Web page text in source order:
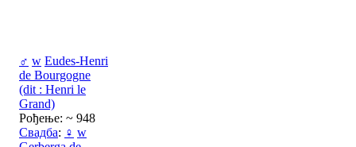
♂ w Eudes-Henri
de Bourgogne
(dit : Henri le
Grand)
Рођење: ~ 948
Свадба: ♀ w